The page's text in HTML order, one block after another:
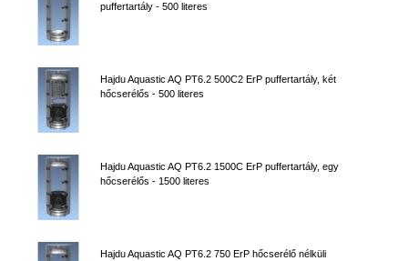
puffertartály - 500 literes
Hajdu Aquastic AQ PT6.2 500C2 ErP puffertartály, két
hőcserélős - 500 literes
Hajdu Aquastic AQ PT6.2 1500C ErP puffertartály, egy
hőcserélős - 1500 literes
Hajdu Aquastic AQ PT6.2 750 ErP hőcserélő nélküli